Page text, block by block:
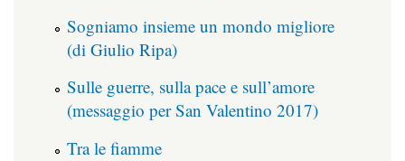
Sogniamo insieme un mondo migliore
(di Giulio Ripa)
Sulle guerre, sulla pace e sull’amore
(messaggio per San Valentino 2017)
Tra le fiamme